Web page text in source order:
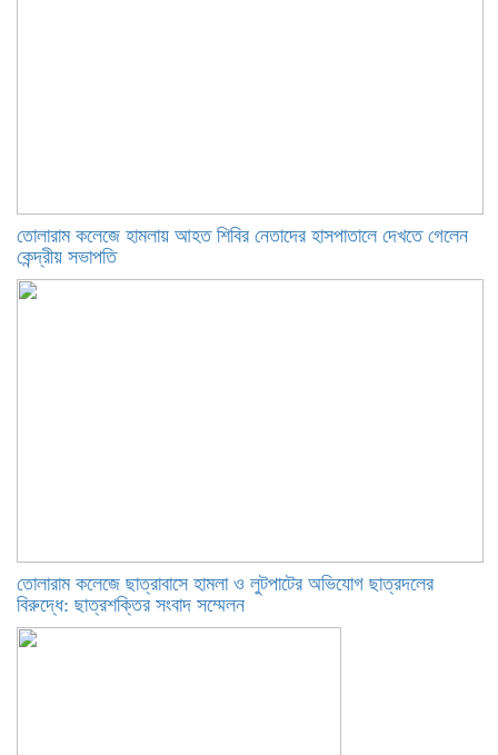
তোলারাম কলেজে হামলায় আহত শিবির নেতাদের হাসপাতালে দেখতে গেলেন
কেন্দ্রীয় সভাপতি
তোলারাম কলেজে ছাত্রাবাসে হামলা ও লুটপাটের অভিযোগ ছাত্রদলের
বিরুদ্ধে: ছাত্রশক্তির সংবাদ সম্মেলন